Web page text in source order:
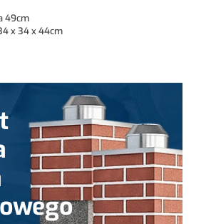
49cm
x 34 x 44cm